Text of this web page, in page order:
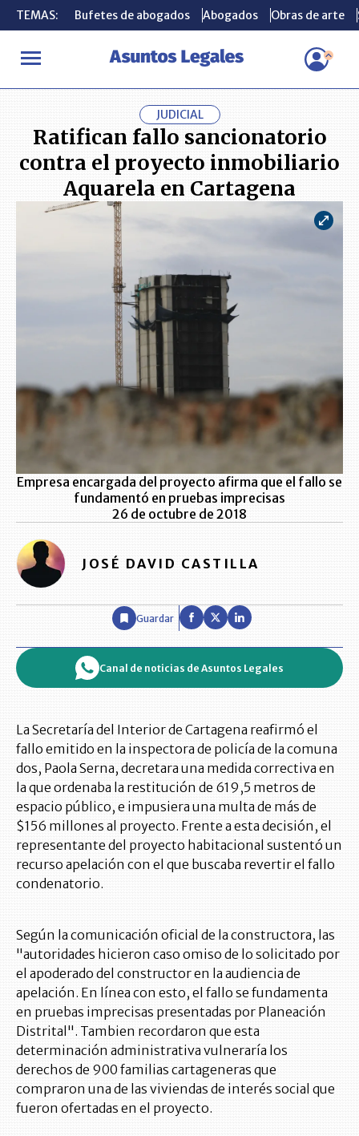
TEMAS: Bufetes de abogados Abogados Obras de arte
INICIO ACTUALIDAD Ratifican fallo sancionatorio contra el
TEMAS: Bufetes de abogados Abogados Obras de arte
JUDICIAL
Ratifican fallo sancionatorio
contra el proyecto inmobiliario
Aquarela en Cartagena
Empresa encargada del proyecto afirma que el fallo se
fundamentó en pruebas imprecisas
26 de octubre de 2018
JOSÉ DAVID CASTILLA
Guardar
Canal de noticias de Asuntos Legales
La Secretaría del Interior de Cartagena reafirmó el
fallo emitido en la inspectora de policía de la comuna
dos, Paola Serna, decretara una medida correctiva en
la que ordenaba la restitución de 619,5 metros de
espacio público, e impusiera una multa de más de
$156 millones al proyecto. Frente a esta decisión, el
representante del proyecto habitacional sustentó un
recurso apelación con el que buscaba revertir el fallo
condenatorio.
Según la comunicación oficial de la constructora, las
"autoridades hicieron caso omiso de lo solicitado por
el apoderado del constructor en la audiencia de
apelación. En línea con esto, el fallo se fundamenta
en pruebas imprecisas presentadas por Planeación
Distrital". Tambien recordaron que esta
determinación administrativa vulneraría los
derechos de 900 familias cartageneras que
compraron una de las viviendas de interés social que
fueron ofertadas en el proyecto.